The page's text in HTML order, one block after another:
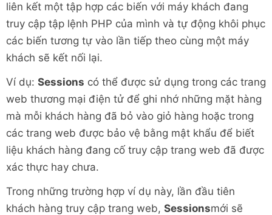
liên kết một tập hợp các biến với máy khách đang
truy cập tập lệnh PHP của mình và tự động khôi phục
các biến tương tự vào lần tiếp theo cùng một máy
khách sẽ kết nối lại.
Ví dụ: Sessions có thể được sử dụng trong các trang
web thương mại điện tử để ghi nhớ những mặt hàng
mà mỗi khách hàng đã bỏ vào giỏ hàng hoặc trong
các trang web được bảo vệ bằng mật khẩu để biết
liệu khách hàng đang cố truy cập trang web đã được
xác thực hay chưa.
Trong những trường hợp ví dụ này, lần đầu tiên
khách hàng truy cập trang web, Sessionsmới sẽ